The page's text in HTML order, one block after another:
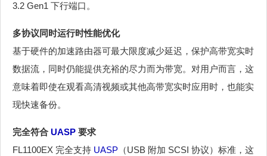
3.2 Gen1 下行端口。
多协议同时运行时性能优化
基于硬件的加速路由器可最大限度减少延迟，保护高带宽实时
数据流，同时仍能提供充裕的尽力而为带宽。对用户而言，这
意味着即使在观看高清视频或其他高带宽实时应用时，也能实
现快速备份。
完全符合 UASP 要求
FL1100EX 完全支持 UASP （USB 附加 SCSI 协议）标准，这